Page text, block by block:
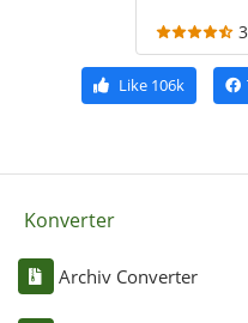
Like 106k
Konverter
Archiv Converter